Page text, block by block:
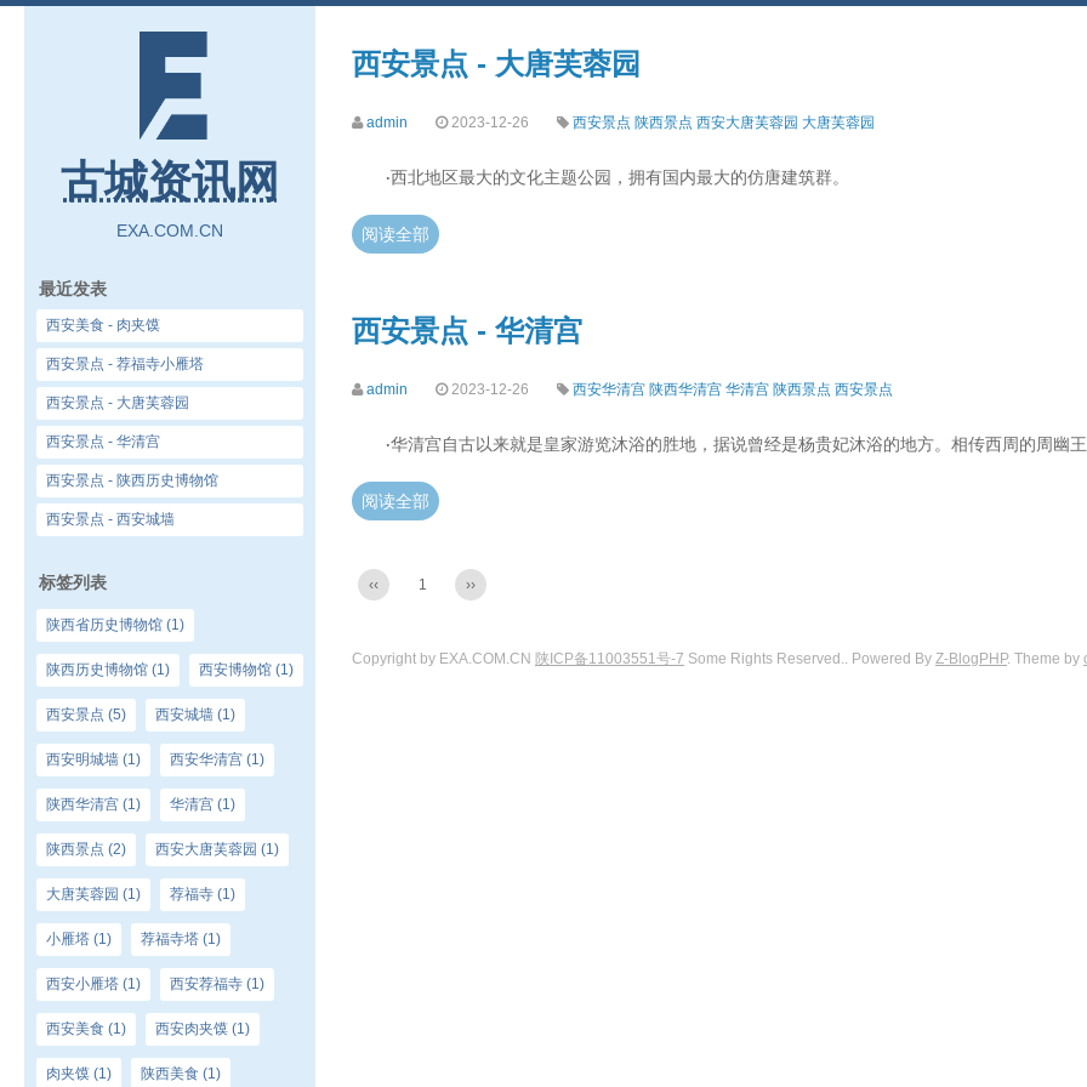
古城资讯网
EXA.COM.CN
最近发表
西安美食 - 肉夹馍
西安景点 - 荐福寺小雁塔
西安景点 - 大唐芙蓉园
西安景点 - 华清宫
西安景点 - 陕西历史博物馆
西安景点 - 西安城墙
标签列表
陕西省历史博物馆 (1)
陕西历史博物馆 (1) 西安博物馆 (1)
西安景点 (5) 西安城墙 (1)
西安明城墙 (1) 西安华清宫 (1)
陕西华清宫 (1) 华清宫 (1)
陕西景点 (2) 西安大唐芙蓉园 (1)
大唐芙蓉园 (1) 荐福寺 (1)
小雁塔 (1) 荐福寺塔 (1)
西安小雁塔 (1) 西安荐福寺 (1)
西安美食 (1) 西安肉夹馍 (1)
肉夹馍 (1) 陕西美食 (1)
西安景点 - 大唐芙蓉园
admin 2023-12-26 西安景点 陕西景点 西安大唐芙蓉园 大唐芙蓉园
·西北地区最大的文化主题公园，拥有国内最大的仿唐建筑群。
阅读全部
西安景点 - 华清宫
admin 2023-12-26 西安华清宫 陕西华清宫 华清宫 陕西景点 西安景点
·华清宫自古以来就是皇家游览沐浴的胜地，据说曾经是杨贵妃沐浴的地方。相传西周的周幽王
阅读全部
‹‹ 1 ››
Copyright by EXA.COM.CN 陕ICP备11003551号-7 Some Rights Reserved.. Powered By Z-BlogPHP. Theme by